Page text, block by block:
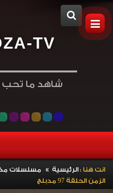
ZA-TV
شاهد ما
انت هنا :الرئيسية » مسلسلات
الزمن الحلقة 97 مدبلج